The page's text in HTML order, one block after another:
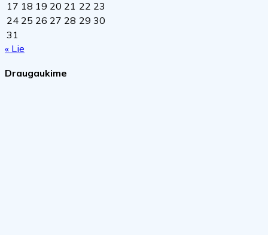
17 18 19 20 21 22 23
24 25 26 27 28 29 30
31
« Lie
Draugaukime